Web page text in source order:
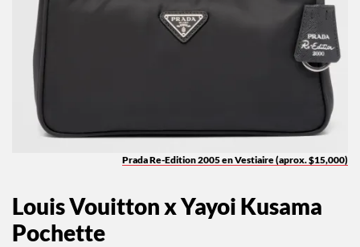
Prada Re-Edition 2005 en Vestiaire (aprox. $15,000)
Louis Vouitton x Yayoi Kusama
Pochette